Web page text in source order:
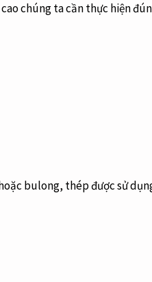
chúng ta cần thực hiện
bulong, thép được sử